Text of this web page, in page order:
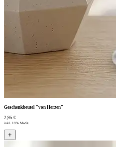
Geschenkbeutel "von Herzen"
2,95 €
inkl. 19% MwSt.
+